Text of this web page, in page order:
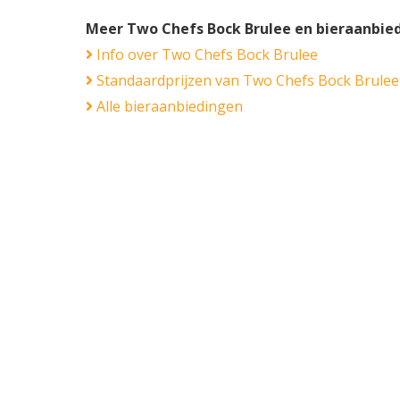
Meer Two Chefs Bock Brulee en
Info over Two Chefs Bock Brulee
Standaardprijzen van Two Chefs Bock Brulee
Alle bieraanbiedingen